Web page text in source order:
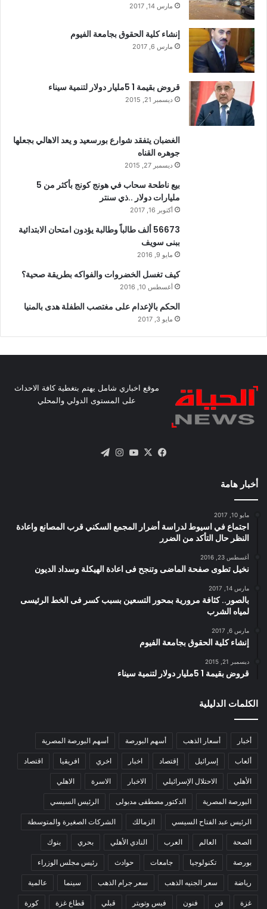
مارس 14, 2017
إنشاء كلية الحقوق بجامعة الفيوم
مارس 6, 2017
قروض بقيمة 1 5مليار دولار لتنمية سيناء
ديسمبر 21, 2015
الغضبان يتفقد شوارع بورسعيد و يعد الاهالي بجعلها
جوهره القناه
ديسمبر 27, 2015
بيع ناطحة سحاب في هونج كونج بأكثر من 5
مليارات دولار ..ذي سنتر
أكتوبر 16, 2017
56673 ألف طالباً وطالبة يؤدون امتحان الابتدائية
ببنى سويف
مايو 9, 2016
كيف تغسل الخضروات والفواكه بطريقة صحية؟
أغسطس 10, 2016
الحكم بالإعدام على مغتصب الطفلة هدى بالمنيا
مايو 3, 2017
موقع اخباري شامل يهتم بتغطية كافة الاحداث
على المستوى الدولي والمحلي
فيسبوك
X يوتيوبانستقرام
أخبار هامة
مايو 10, 2017
اجتماع في اسيوط لدراسة أضرار المجمع السكني قرب المصانع واعادة
النظر حال التأكد من الضرر
أغسطس 23, 2016
نخيل تطوى صفحة الماضى وتنجح فى اعادة الهيكلة وسداد الديون
مارس 14, 2017
بالصور.. كثافة مرورية بمحور التسعين بسبب كسر فى الخط الرئيسى
لمياه الشرب
مارس 6, 2017
إنشاء كلية الحقوق بجامعة الفيوم
ديسمبر 21, 2015
قروض بقيمة 1 5مليار دولار لتنمية سيناء
الكلمات الدليلية
أخبار أسعار الذهب أسهم البورصة أسهم البورصة المصرية
ألعاب إسرائيل إقتصاد اخبار اخري افريقيا اقتصاد
الأهلي الاحتلال الإسرائيلي الاخبار الاسرة الاهلي
البورصة المصرية الدكتور مصطفى مدبولى الرئيس السيسي
الرئيس عبد الفتاح السيسي الزمالك الشركات الصغيرة والمتوسطة
الصحة العالم العرب النادي الأهلي بحري بنوك
بورصة تكنولوجيا جامعات حوادث رئيس مجلس الوزراء
رياضة سعر الجنيه الذهب سعر جرام الذهب سينما عالمية
غزة فن فنون فيس وتويتر قبلي قطاع غزة كورة